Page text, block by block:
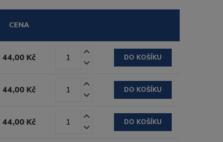
CENA
44,00 Kč DO KOŠÍKU
44,00 Kč DO KOŠÍKU
44,00 Kč DO KOŠÍKU